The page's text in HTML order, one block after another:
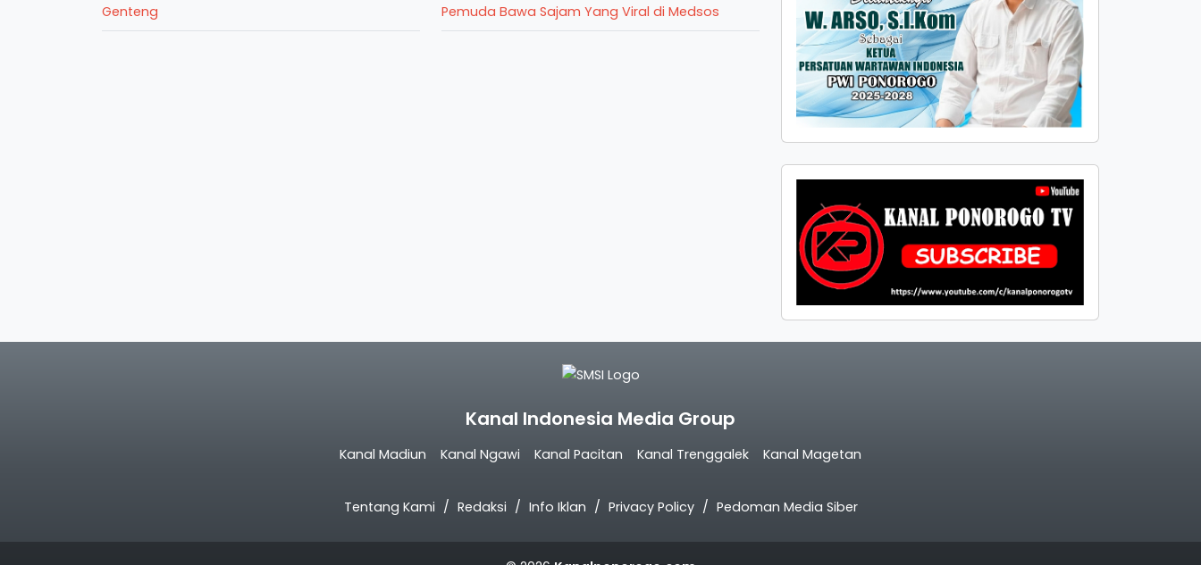
Genteng
Pemuda Bawa Sajam Yang Viral di Medsos
Kanal Indonesia Media Group
Kanal Madiun Kanal Ngawi Kanal Pacitan Kanal Trenggalek Kanal Magetan
Tentang Kami Redaksi Info Iklan Privacy Policy Pedoman Media Siber